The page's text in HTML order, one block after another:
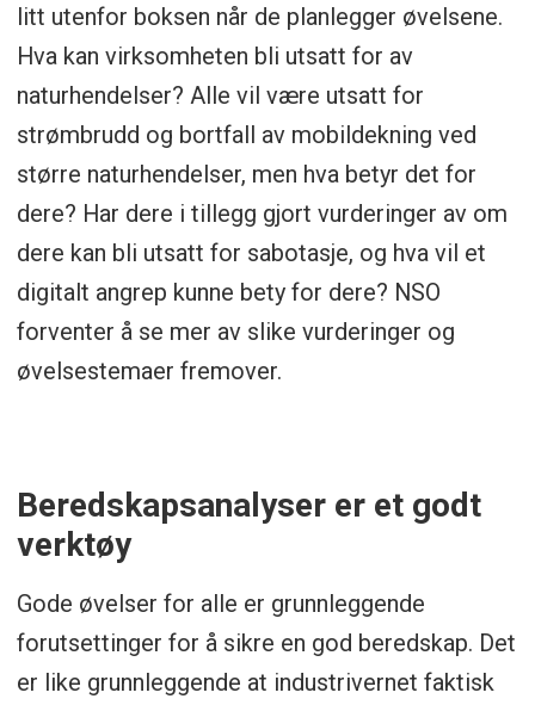
litt utenfor boksen når de planlegger øvelsene.
Hva kan virksomheten bli utsatt for av
naturhendelser? Alle vil være utsatt for
strømbrudd og bortfall av mobildekning ved
større naturhendelser, men hva betyr det for
dere? Har dere i tillegg gjort vurderinger av om
dere kan bli utsatt for sabotasje, og hva vil et
digitalt angrep kunne bety for dere? NSO
forventer å se mer av slike vurderinger og
øvelsestemaer fremover.
Beredskapsanalyser er et godt
verktøy
Gode øvelser for alle er grunnleggende
forutsettinger for å sikre en god beredskap. Det
er like grunnleggende at industrivernet faktisk